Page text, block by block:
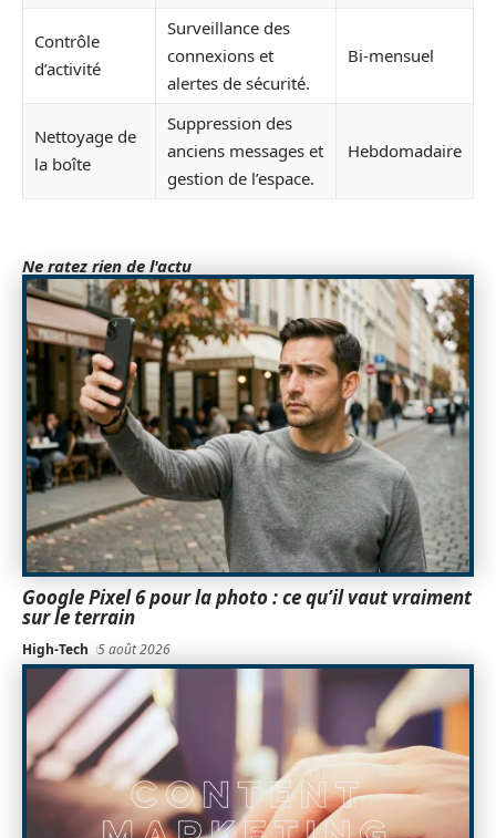
Contrôle
d’activité
Surveillance des
connexions et
alertes de sécurité.
Bi-mensuel
Nettoyage de
la boîte
Suppression des
anciens messages et
gestion de l’espace.
Hebdomadaire
Ne ratez rien de l'actu
Google Pixel 6 pour la photo : ce qu’il vaut vraiment
sur le terrain
High-Tech 5 août 2026